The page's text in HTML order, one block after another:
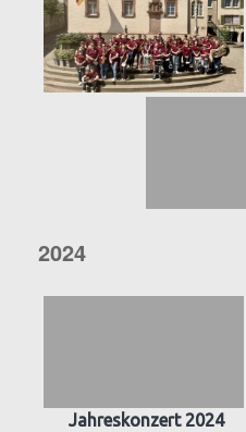
2024
Jahreskonzert 2024